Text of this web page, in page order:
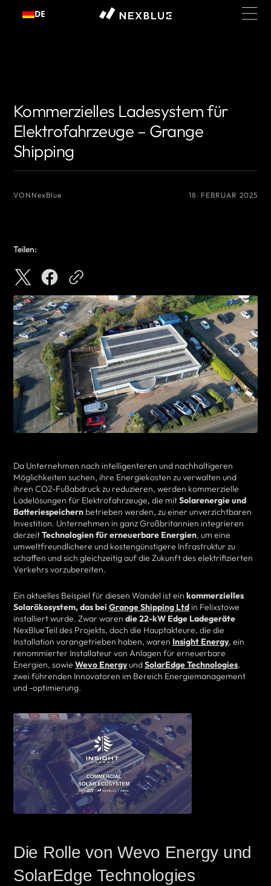
InhaltDE
Kommerzielles Ladesystem für
Elektrofahrzeuge – Grange
Shipping
VON NexBlue 18. FEBRUAR 2025
Teilen:
Da Unternehmen nach intelligenteren und nachhaltigeren
Möglichkeiten suchen, ihre Energiekosten zu verwalten und
ihren CO2-Fußabdruck zu reduzieren, werden kommerzielle
Ladelösungen für Elektrofahrzeuge, die mitSolarenergie und
Batteriespeichern betrieben werden, zu einer unverzichtbaren
Investition. Unternehmen in ganz Großbritannien integrieren
derzeitTechnologien für erneuerbare Energien, um eine
umweltfreundlichere und kostengünstigere Infrastruktur zu
schaffen und sich gleichzeitig auf die Zukunft des elektrifizierten
Verkehrs vorzubereiten.
Ein aktuelles Beispiel für diesen Wandel ist ein kommerzielles
Solarökosystem, das bei Grange Shipping Ltd in Felixstowe
installiert wurde. Zwar waren die 22-kW Edge Ladegeräte
NexBlueTeil des Projekts, doch die Hauptakteure, die die
Installation vorangetrieben haben, waren Insight Energy, ein
renommierter Installateur von Anlagen für erneuerbare
Energien, sowie Wevo EnergyundSolarEdge Technologies,
zwei führenden Innovatoren im Bereich Energiemanagement
und -optimierung.
Die Rolle von Wevo Energy und
SolarEdge Technologies